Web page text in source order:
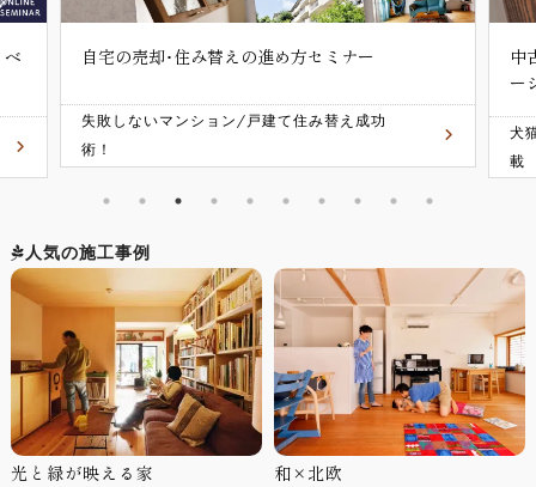
自宅の売却･住み替えの進め方セミナー
失敗しないマンション/戸建て住み替え成功
術！
中
ー
犬
載
人気の施工事例
光と緑が映える家 和×北欧